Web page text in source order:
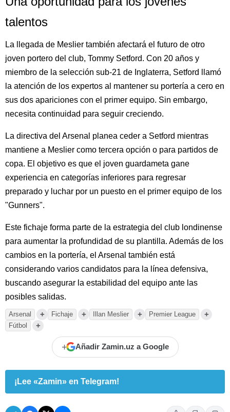
talentos
La llegada de Meslier también afectará el futuro de otro
joven portero del club, Tommy Setford. Con 20 años y
miembro de la selección sub-21 de Inglaterra, Setford llamó
la atención de los expertos al mantener su portería a cero en
sus dos apariciones con el primer equipo. Sin embargo,
necesita continuidad para seguir creciendo.
La directiva del Arsenal planea ceder a Setford mientras
mantiene a Meslier como tercera opción o para partidos de
copa. El objetivo es que el joven guardameta gane
experiencia en categorías inferiores para regresar
preparado y luchar por un puesto en el primer equipo de los
"Gunners".
Este fichaje forma parte de la estrategia del club londinense
para aumentar la profundidad de su plantilla. Además de los
cambios en la portería, el Arsenal también está
considerando varios candidatos para la línea defensiva,
buscando asegurar la estabilidad del equipo ante las
posibles salidas.
Arsenal + Fichaje + Illan Meslier + Premier League +
Fútbol +
+ Añadir Zamin.uz a Google
¡Lee «Zamin» en Telegram!